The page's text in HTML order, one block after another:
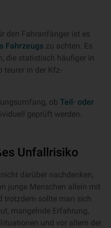
den Fahranfänger ist es
Fahrzeugs zu achten. Es
die statistisch häufiger in
in der Kfz-
ob Teil- oder
geprüft werden.
Unfallrisiko
darüber nachdenken,
junge Menschen allein mit
trotzdem sollte man sich
mangelnde Erfahrung,
und vor allem der